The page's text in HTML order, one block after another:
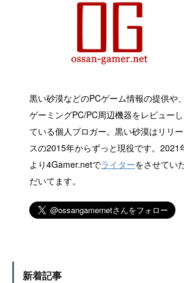
黒い砂漠などのPCゲーム情報の提供や、
ゲーミングPC/PC周辺機器をレビューし
ている個人ブロガー。黒い砂漠はリリー
スの2015年からずっと現役です。2021
より4Gamer.netでライターをさせてい
だいてます。
新着記事